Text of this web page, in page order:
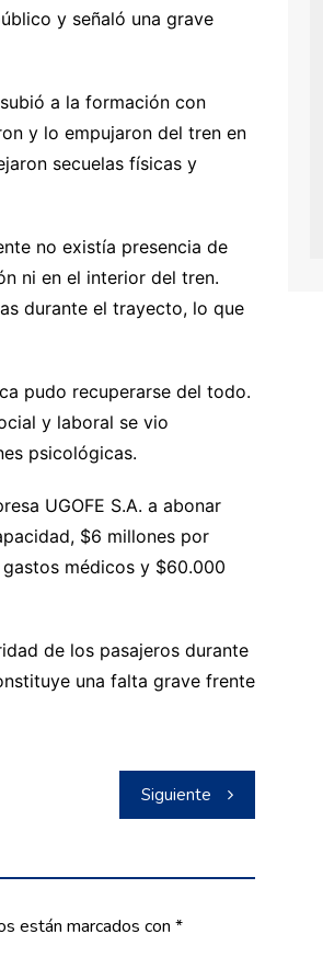
y señaló una grave
a la formación con
y lo empujaron del tren en
secuelas físicas y
no existía presencia de
ni en el interior del tren.
durante el trayecto, lo que
pudo recuperarse del todo.
y laboral se vio
psicológicas.
UGOFE S.A. a abonar
$6 millones por
médicos y $60.000
de los pasajeros durante
una falta grave frente
Siguiente
están marcados con *